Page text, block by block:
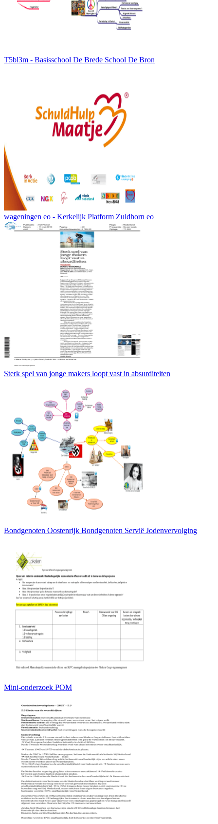
T5bl3m - Basisschool De Brede School De Bron
wageningen eo - Kerkelijk Platform Zuidhorn eo
Sterk spel van jonge makers loopt vast in absurditeiten
Bondgenoten Oostenrijk Bondgenoten Servië Jodenvervolging
Mini-onderzoek POM